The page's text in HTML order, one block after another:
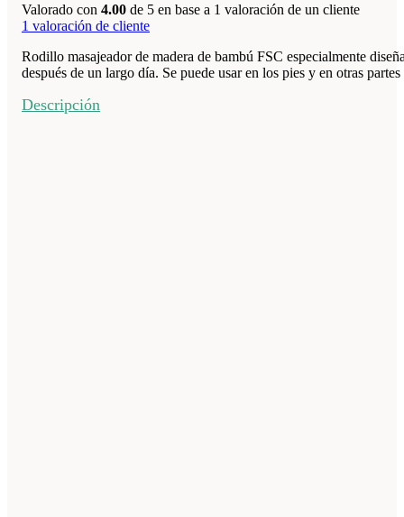
Valorado con 4.00 de 5 en base a 1 valoración de un cliente
1 valoración de cliente
Rodillo masajeador de madera de bambú FSC especialmente
después de un largo día. Se puede usar en los pies y en otras
Descripción